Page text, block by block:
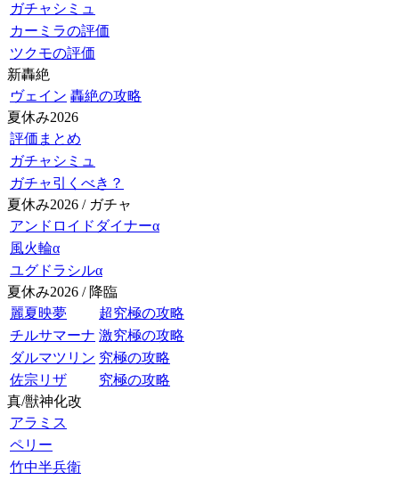
ガチャシミュ
カーミラの評価
ツクモの評価
新轟絶
ヴェイン 轟絶の攻略
夏休み2026
評価まとめ
ガチャシミュ
ガチャ引くべき？
夏休み2026 / ガチャ
アンドロイドダイナーα
風火輪α
ユグドラシルα
夏休み2026 / 降臨
麗夏映夢
超究極の攻略
チルサマーナ 激究極の攻略
ダルマツリン 究極の攻略
佐宗リザ
究極の攻略
真/獣神化改
アラミス
ペリー
竹中半兵衛